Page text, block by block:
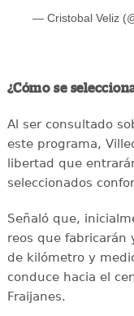
— Cristobal Veliz
¿Cómo se
Al ser consultado
este programa,
libertad que
seleccionados
Señaló que,
reos que fabricarán
de kilómetro y
conduce hacia el
Fraijanes.